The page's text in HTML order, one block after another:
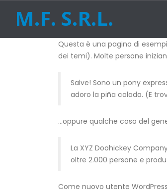
M.F. S.R.L.
Questa è una pagina di
dei temi). Molte persone
Salve! Sono un pony
adoro la piña colada. (E
…oppure qualche cosa del
La XYZ Doohickey
oltre 2.000 persone e
Come nuovo utente